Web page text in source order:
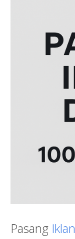
Pasang Iklan